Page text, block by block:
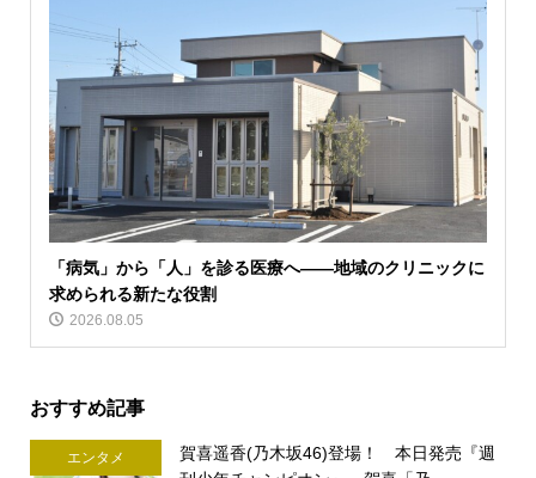
「病気」から「人」を診る医療へ――地域のクリニックに
求められる新たな役割
2026.08.05
おすすめ記事
エンタメ
賀喜遥香(乃木坂46)登場！ 本日発売『週